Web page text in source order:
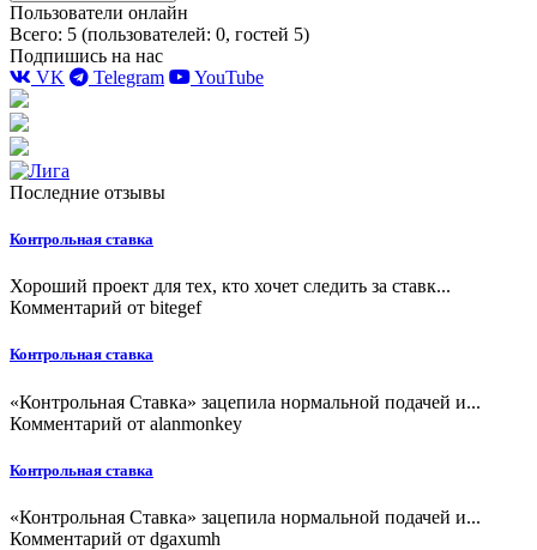
Пользователи онлайн
Всего: 5 (пользователей: 0, гостей 5)
Подпишись на нас
VK
Telegram YouTube
Последние отзывы
Контрольная ставка
Хороший проект для тех, кто хочет следить за ставк...
Комментарий от bitegef
Контрольная ставка
«Контрольная Ставка» зацепила нормальной подачей и...
Комментарий от alanmonkey
Контрольная ставка
«Контрольная Ставка» зацепила нормальной подачей и...
Комментарий от dgaxumh